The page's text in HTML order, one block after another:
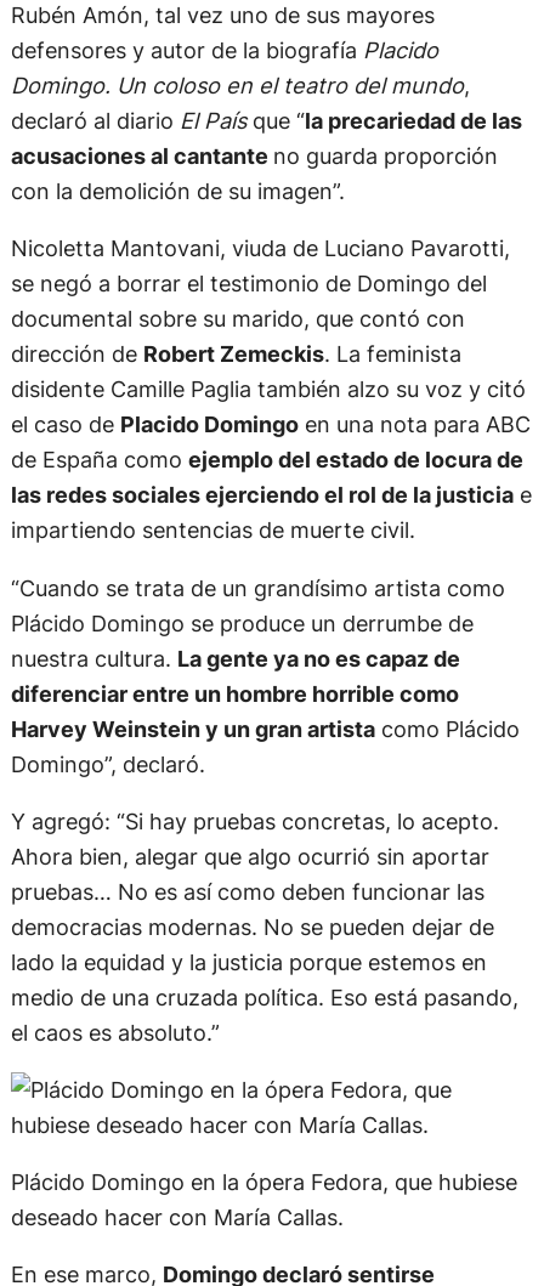
Rubén Amón, tal vez uno de sus mayores
defensores y autor de la biografía Placido
Domingo. Un coloso en el teatro del mundo,
declaró al diario El Paísque “la precariedad de las
acusaciones al cantante no guarda proporción
con la demolición de su imagen”.
Nicoletta Mantovani, viuda de Luciano Pavarotti,
se negó a borrar el testimonio de Domingo del
documental sobre su marido, que contó con
dirección de Robert Zemeckis. La feminista
disidente Camille Paglia también alzo su voz y citó
el caso de Placido Domingoen una nota para ABC
de España como ejemplo del estado de locura de
las redes sociales ejerciendo el rol de la justiciae
impartiendo sentencias de muerte civil.
“Cuando se trata de un grandísimo artista como
Plácido Domingo se produce un derrumbe de
nuestra cultura. La gente ya no es capaz de
diferenciar entre un hombre horrible como
Harvey Weinstein y un gran artistacomo Plácido
Domingo”, declaró.
Y agregó: “Si hay pruebas concretas, lo acepto.
Ahora bien, alegar que algo ocurrió sin aportar
pruebas… No es así como deben funcionar las
democracias modernas. No se pueden dejar de
lado la equidad y la justicia porque estemos en
medio de una cruzada política. Eso está pasando,
el caos es absoluto.”
Plácido Domingo en la ópera Fedora, que hubiese
deseado hacer con María Callas.
En ese marco, Domingo declaró sentirse